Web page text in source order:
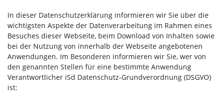
In dieser Datenschutzerklärung informieren wir Sie über die
wichtigsten Aspekte der Datenverarbeitung im Rahmen eines
Besuches dieser Webseite, beim Download von Inhalten sowie
bei der Nutzung von innerhalb der Webseite angebotenen
Anwendungen. Im Besonderen informieren wir Sie, wer von
den genannten Stellen für eine bestimmte Anwendung
Verantwortlicher iSd Datenschutz-Grundverordnung (DSGVO)
ist: